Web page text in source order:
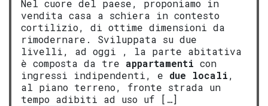
Nel cuore del paese, proponiamo in
vendita casa a schiera in contesto
cortilizio, di ottime dimensioni da
rimodernare. Sviluppata su due
livelli, ad oggi , la parte abitativa
è composta da tre appartamenti con
ingressi indipendenti, e due locali,
al piano terreno, fronte strada un
tempo adibiti ad uso uf […]